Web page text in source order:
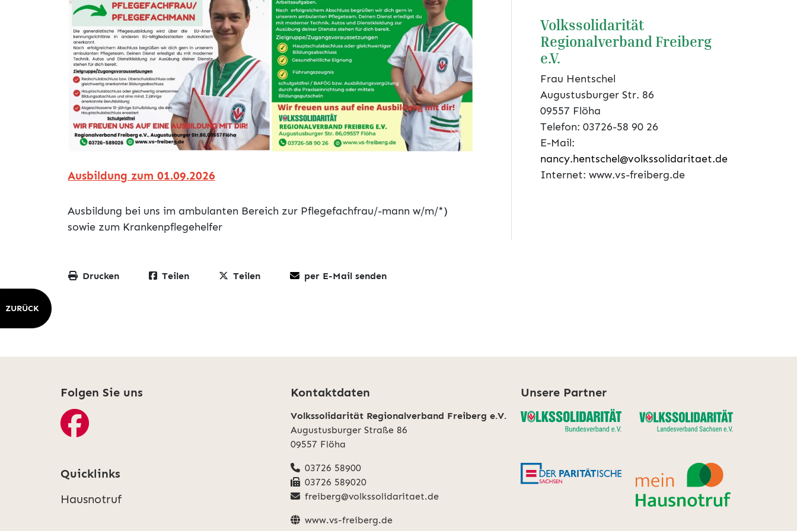
Ausbildung zum 01.09.2026
Ausbildung bei uns im ambulanten Bereich zur Pflegefachfrau/-mann w/m/*)
sowie zum Krankenpflegehelfer
Drucken Teilen Teilen per E-Mail senden
finden Sie in unsererDatenschutzerklärung
abspielen
Volkssolidarität
Regionalverband Freiberg
e.V.
Frau Hentschel
Augustusburger Str. 86
09557 Flöha
Telefon: 03726-58 90 26
E-Mail:
nancy.hentschel@volkssolidaritaet.de
Internet: www.vs-freiberg.de
ZURÜCK
Folgen Sie uns
Quicklinks
Hausnotruf
Kontaktdaten
Volkssolidarität Regionalverband Freiberg e.V.
Augustusburger Straße 86
09557 Flöha
03726 58900
03726 589020
freiberg@volkssolidaritaet.de
www.vs-freiberg.de
Unsere Partner